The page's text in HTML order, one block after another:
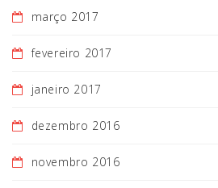
março 2017
fevereiro 2017
janeiro 2017
dezembro 2016
novembro 2016